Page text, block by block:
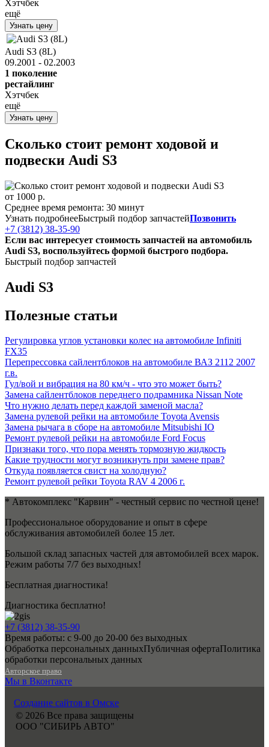
Хэтчбек
ещё
Узнать цену
Audi S3 (8L)
09.2001 - 02.2003
1 поколение
рестайлинг
Хэтчбек
ещё
Узнать цену
Сколько стоит ремонт ходовой и
подвески Audi S3
от 1000 р.
Среднее время ремонта: 30 минут
Узнать подробнееБыстрый подбор запчастейПозвонить
+7 (3812) 38-35-90
Если вас интересует стоимость запчастей на автомобиль
Audi S3, воспользуйтесь формой быстрого подбора.
Быстрый подбор запчастей
Audi S3
Полезные статьи
Регулировка углов установки колес на автомобиле Infiniti
FX35
Перепрессовка сайлентблоков на автомобиле ВАЗ 2112 2007
г.в.
Гул/вой и вибрация на 80 км/ч - что это может быть?
Замена сайлентблоков переднего подрамника Nissan Note
Что нужно делать перед каждой заменой масла?
Замена рулевой рейки на автомобиле Toyota Avensis
Замена рычага в сборе на автомобиле Mitsubishi IO
Ремонт рулевой рейки на автомобиле Ford Focus
Признаки того, что пора менять тормозную жидкость
Какие трудности могут возникнуть при замене прав?
Откуда появляется свист на холодную?
Ремонт рулевой рейки Toyota RAV 4 2006 г.
* Автокомплекс "Карвин" - честный сервис по честной цене!
Профессиональное оборудование и опыт в сфере
обслуживания автомобилей более 15 лет.
Большой склад запасных частей для автомобилей всех марок.
Режим работы 7/7 без выходных!
Бесплатная диагностика!
Диагностика бесплатно!
+7 (3812) 38-35-90
Время работы: с 9-00 до 20-00 без выходных
Обработка персональных данныхПубличная офертаПолитика
обработки персональных данных
Авторское право
Мы в Вконтакте
Создание сайтов в Омске
© 2026 Все права защищены
ООО "СИБИРЬ АВТО"